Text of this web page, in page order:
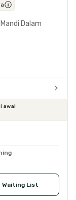
Dalam
awal
Waiting List